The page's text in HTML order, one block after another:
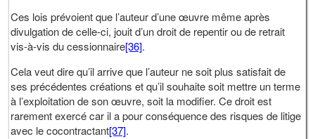
Ces lois prévoient que l’auteur d’une œuvre même après
divulgation de celle-ci, jouit d’un droit de repentir ou de retrait
vis-à-vis du cessionnaire[36].
Cela veut dire qu’il arrive que l’auteur ne soit plus satisfait de
ses précédentes créations et qu’il souhaite soit mettre un terme
à l’exploitation de son œuvre, soit la modifier. Ce droit est
rarement exercé car il a pour conséquence des risques de litige
avec le cocontractant[37].